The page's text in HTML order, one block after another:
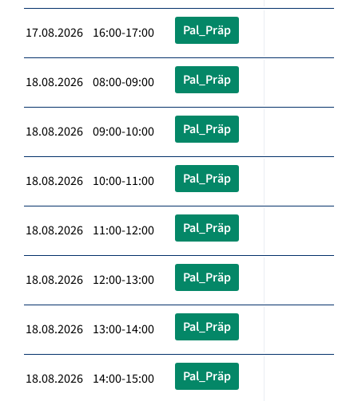
17.08.2026 16:00-17:00 Pal_Präp
18.08.2026 08:00-09:00 Pal_Präp
18.08.2026 09:00-10:00 Pal_Präp
18.08.2026 10:00-11:00 Pal_Präp
18.08.2026 11:00-12:00 Pal_Präp
18.08.2026 12:00-13:00 Pal_Präp
18.08.2026 13:00-14:00 Pal_Präp
18.08.2026 14:00-15:00 Pal_Präp